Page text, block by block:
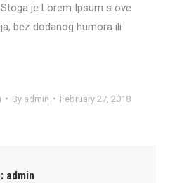
je Lorem Ipsum s ove
bez dodanog humora ili
By admin February 27, 2018
admin